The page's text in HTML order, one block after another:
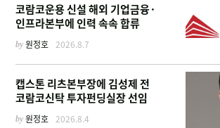
코람코운용 신설 해외 기업금융·
인프라본부에 인력 속속 합류
by원정호 2026.8.7
캡스톤 리츠본부장에 김성제 전
코람코신탁 투자펀딩실장 선임
by원정호 2026.8.4